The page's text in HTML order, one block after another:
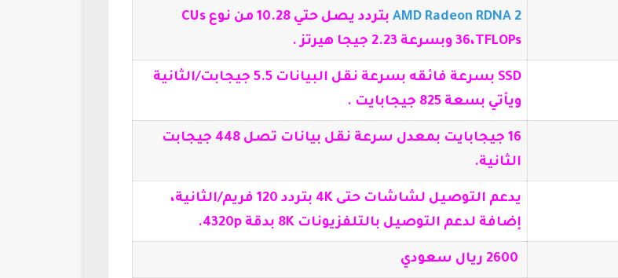
AMD Radeon RDNA 2
بتردد يصل حتي 10.28 من نوع CUs
36،TFLOPs وبسرعة 2.23 جيجا هيرتز .
SSD بسرعة فائقه بسرعة نقل البيانات 5.5 جيجابت/الثانية
ويأتي بسعة 825 جيجابايت .
16 جيجابايت بمعدل سرعة نقل بيانات تصل 448 جيجابت
الثانية.
يدعم التوصيل لشاشات حتى 4K بتردد 120 فريم/الثانية،
إضافة لدعم التوصيل بالتلفزيونات 8K بدقة 4320p.